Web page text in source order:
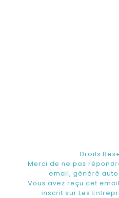
Droits
Merci de ne pas
email, généré
Vous avez reçu cet
inscrit sur Les